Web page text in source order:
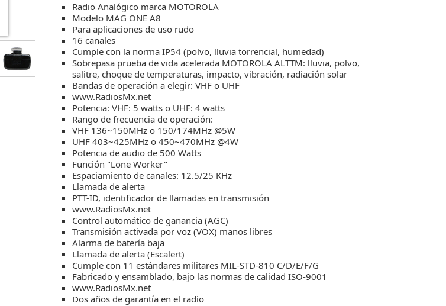
Radio Analógico marca MOTOROLA
Modelo MAG ONE A8
Para aplicaciones de uso rudo
16 canales
Cumple con la norma IP54 (polvo, lluvia torrencial, humedad)
Sobrepasa prueba de vida acelerada MOTOROLA ALTTM: lluvia, polvo,
salitre, choque de temperaturas, impacto, vibración, radiación solar
Bandas de operación a elegir: VHF o UHF
www.RadiosMx.net
Potencia: VHF: 5 watts o UHF: 4 watts
Rango de frecuencia de operación:
VHF 136~150MHz o 150/174MHz @5W
UHF 403~425MHz o 450~470MHz @4W
Potencia de audio de 500 Watts
Función "Lone Worker"
Espaciamiento de canales: 12.5/25 KHz
Llamada de alerta
PTT-ID, identificador de llamadas en transmisión
www.RadiosMx.net
Control automático de ganancia (AGC)
Transmisión activada por voz (VOX) manos libres
Alarma de batería baja
Llamada de alerta (Escalert)
Cumple con 11 estándares militares MIL-STD-810 C/D/E/F/G
Fabricado y ensamblado, bajo las normas de calidad ISO-9001
www.RadiosMx.net
Dos años de garantía en el radio